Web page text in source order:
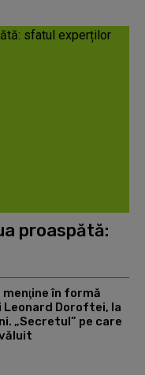
proaspătă:
menţine în formă
Leonard Doroftei, la
„Secretul” pe care